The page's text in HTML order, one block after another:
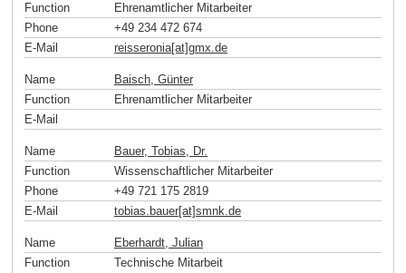
Function
Ehrenamtlicher Mitarbeiter
Phone
+49 234 472 674
E-Mail
reisseronia[at]gmx.de
Name
Baisch, Günter
Function
Ehrenamtlicher Mitarbeiter
E-Mail
Name
Bauer, Tobias, Dr.
Function
Wissenschaftlicher Mitarbeiter
Phone
+49 721 175 2819
E-Mail
tobias.bauer[at]smnk.de
Name
Eberhardt, Julian
Function
Technische Mitarbeit